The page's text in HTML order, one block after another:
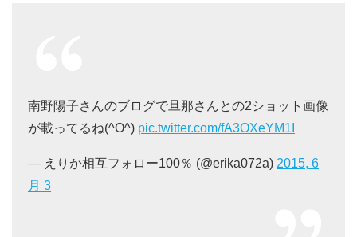
南野陽子さんのブログで旦那さんとの2ショット画像
が載ってるね(^O^) pic.twitter.com/fA3OXeYM1I
— えりか相互フォロー100％ (@erika072a) 2015, 6
月 3